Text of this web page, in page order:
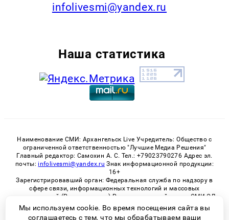
infolivesmi@yandex.ru
Наша статистика
Наименование СМИ: Архангельск Live Учредитель: Общество с
ограниченной ответственностью "Лучшие Медиа Решения"
Главный редактор: Самохин А. С. Тел.: +79023790276 Адрес эл.
почты: infolivesmi@yandex.ru Знак информационной продукции:
16+
Зарегистрировавший орган: Федеральная служба по надзору в
сфере связи, информационных технологий и массовых
коммуникаций (Роскомнадзор) Регистрационный номер СМИ ЭЛ
№ ФС 77 - 82533 от 21.01.2022
Мы используем cookie. Во время посещения сайта вы
соглашаетесь с тем, что мы обрабатываем ваши